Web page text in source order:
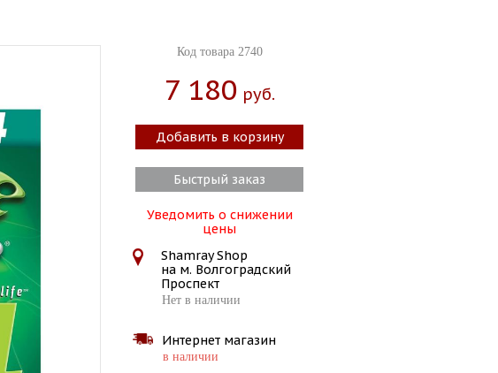
Код товара 2740
7 180 Руб.
Добавить в корзину
Быстрый заказ
Уведомить о снижении
цены
Shamray Shop
на м. Волгоградский
Проспект
Нет в наличии
Интернет магазин
в наличии